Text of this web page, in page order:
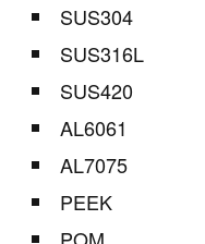
SUS304
SUS316L
SUS420
AL6061
AL7075
PEEK